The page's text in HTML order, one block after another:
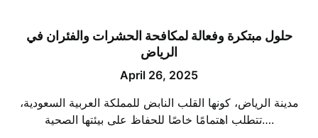
حلول مبتكرة وفعالة لمكافحة الحشرات والفئران في
الرياض
April 26, 2025
مدينة الرياض، كونها القلب النابض للمملكة العربية السعودية،
تتطلب اهتمامًا خاصًا للحفاظ على بيئتها الصحية….